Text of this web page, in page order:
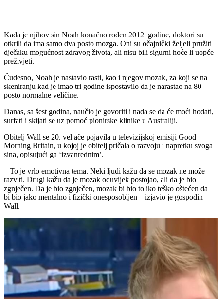
Kada je njihov sin Noah konačno rođen 2012. godine, doktori su
otkrili da ima samo dva posto mozga. Oni su očajnički željeli pružiti
dječaku mogućnost zdravog života, ali nisu bili sigurni hoće li uopće
preživjeti.
Čudesno, Noah je nastavio rasti, kao i njegov mozak, za koji se na
skeniranju kad je imao tri godine ispostavilo da je narastao na 80
posto normalne veličine.
Danas, sa šest godina, naučio je govoriti i nada se da će moći hodati,
surfati i skijati se uz pomoć pionirske klinike u Australiji.
Obitelj Wall se 20. veljače pojavila u televizijskoj emisiji Good
Morning Britain, u kojoj je obitelj pričala o razvoju i napretku svoga
sina, opisujući ga ‘izvanrednim’.
– To je vrlo emotivna tema. Neki ljudi kažu da se mozak ne može
razviti. Drugi kažu da je mozak oduvijek postojao, ali da je bio
zgnječen. Da je bio zgnječen, mozak bi bio toliko teško oštećen da
bi bio jako mentalno i fizički onesposobljen – izjavio je gospodin
Wall.